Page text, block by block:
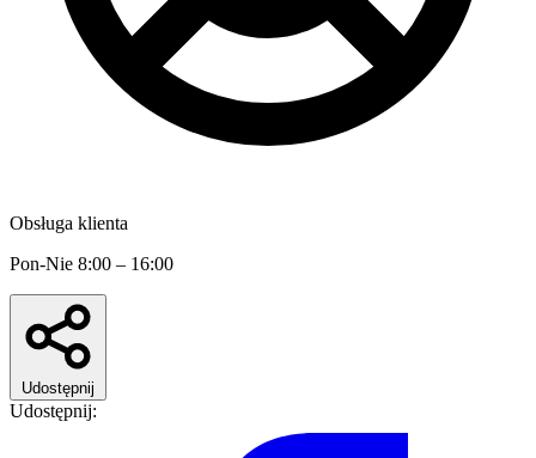
Obsługa klienta
Pon-Nie 8:00 – 16:00
Udostępnij
Udostępnij: